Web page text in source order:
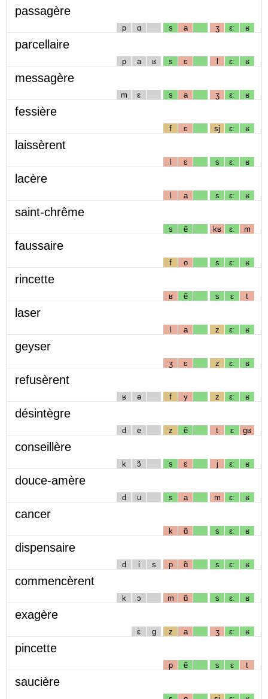
passagère
p ɑ s a ʒ ɛː ʁ
parcellaire
p a ʁ s ɛ l ɛː ʁ
messagère
m ɛ s a ʒ ɛː ʁ
fessière
f ɛ sj ɛː ʁ
laissèrent
l ɛ s ɛː ʁ
lacère
l a s ɛː ʁ
saint-chrême
s ẽ kʁ ɛː m
faussaire
f o s ɛː ʁ
rincette
ʁ ẽ s ɛ t
laser
l a z ɛː ʁ
geyser
ʒ ɛ z ɛː ʁ
refusèrent
ʁ ə f y z ɛː ʁ
désintègre
d e z ẽ t ɛ gʁ
conseillère
k ɔ̃ s ɛ j ɛː ʁ
douce-amère
d u s a m ɛː ʁ
cancer
k ɑ̃ s ɛː ʁ
dispensaire
d i s p ɑ̃ s ɛː ʁ
commencèrent
k ɔ m ɑ̃ s ɛː ʁ
exagère
ɛ g z a ʒ ɛː ʁ
pincette
p ẽ s ɛ t
saucière